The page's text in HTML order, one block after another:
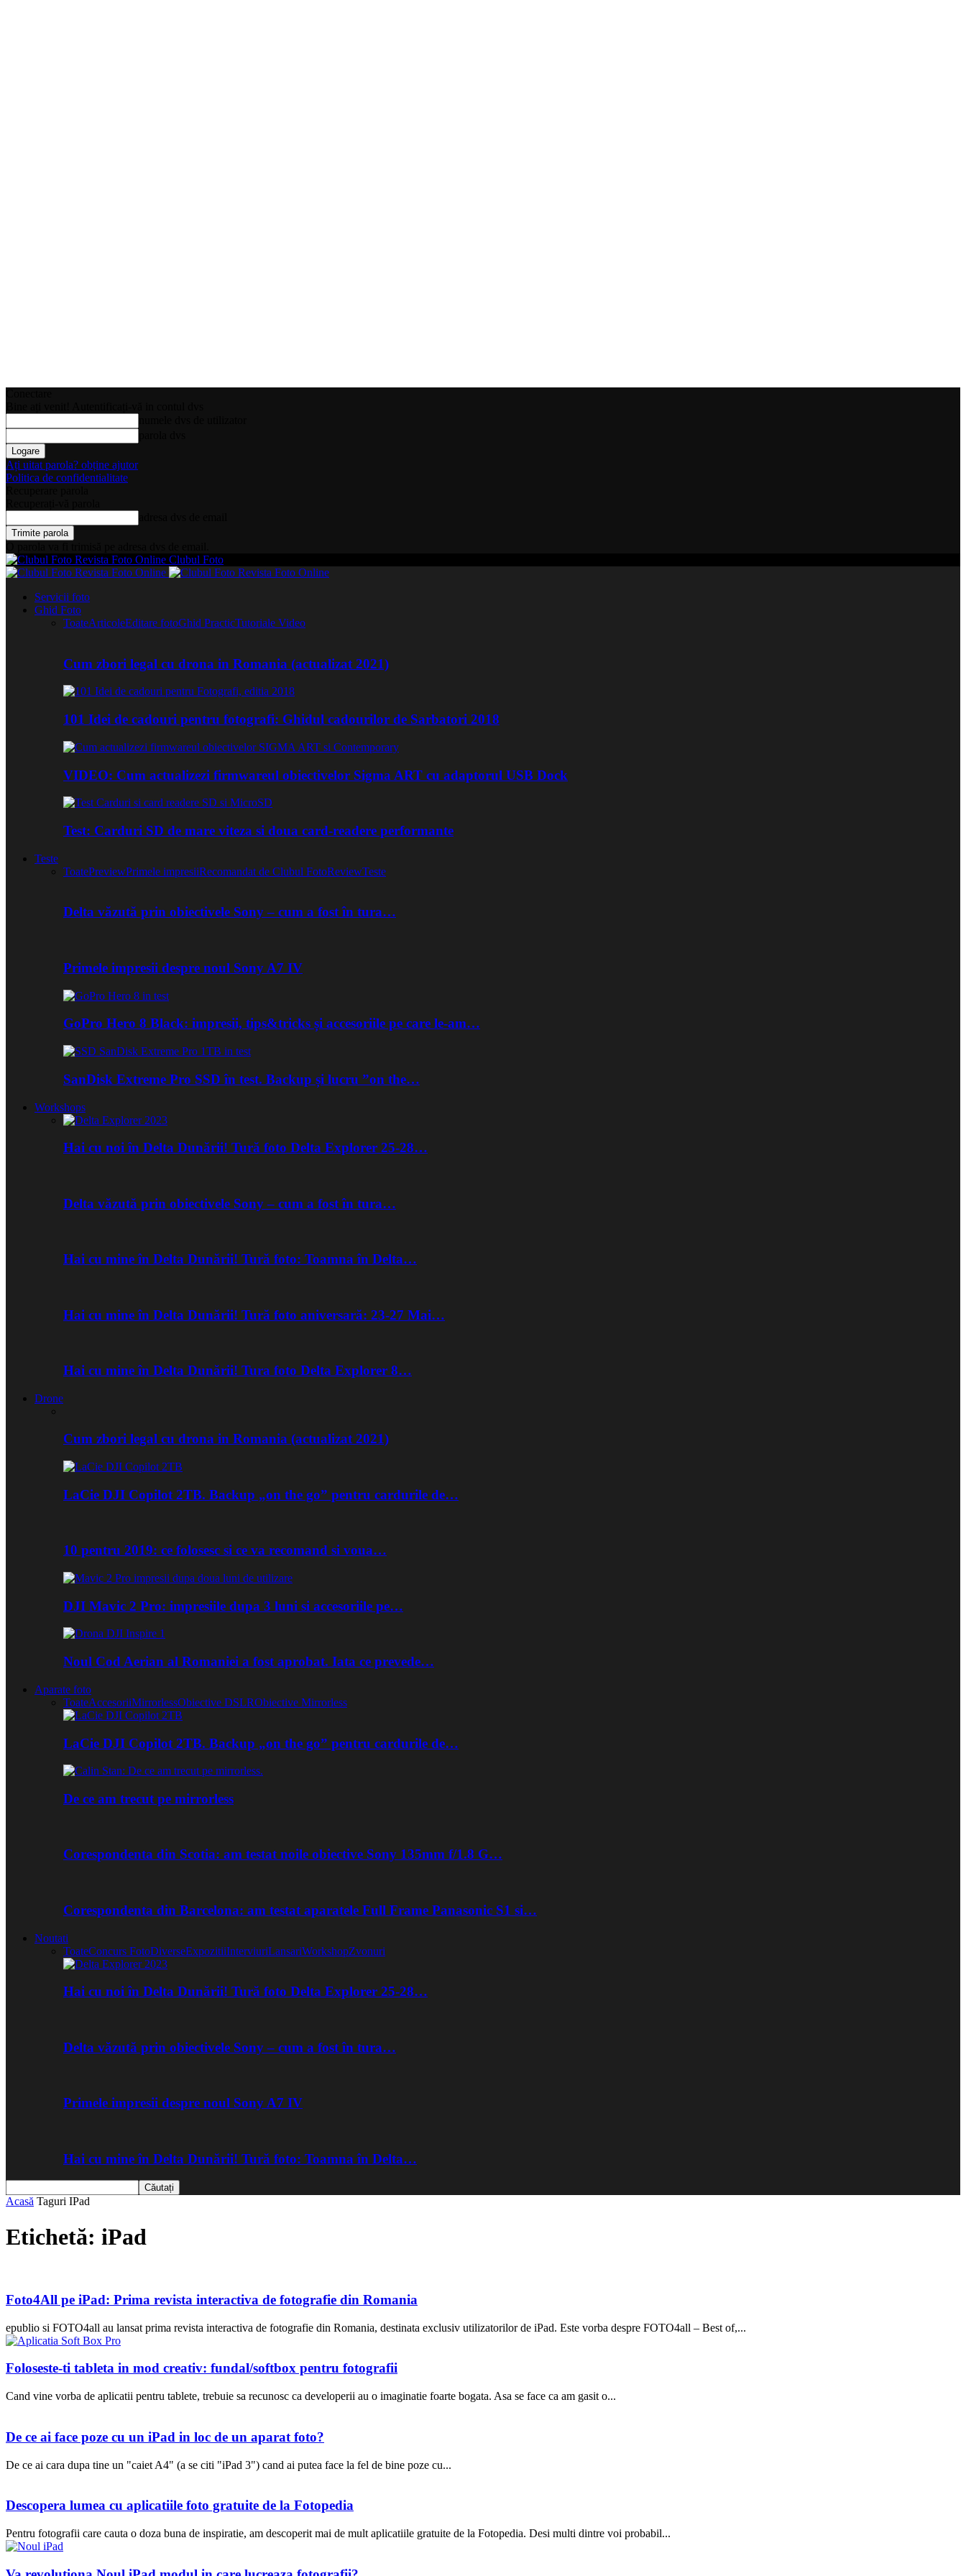
Ați uitat parola? obține ajutor
Politica de confidentialitate
Clubul Foto
Servicii foto
Ghid Foto
ToateArticoleEditare fotoGhid PracticTutoriale Video
Cum zbori legal cu drona in Romania (actualizat 2021)
101 Idei de cadouri pentru fotografi: Ghidul cadourilor de Sarbatori 2018
VIDEO: Cum actualizezi firmwareul obiectivelor Sigma ART cu adaptorul USB Dock
Test: Carduri SD de mare viteza si doua card-readere performante
Teste
ToatePreviewPrimele impresiiRecomandat de Clubul FotoReviewTeste
Delta văzută prin obiectivele Sony – cum a fost în tura…
Primele impresii despre noul Sony A7 IV
GoPro Hero 8 Black: impresii, tips&tricks și accesoriile pe care le-am…
SanDisk Extreme Pro SSD în test. Backup și lucru ”on the…
Workshops
Hai cu noi în Delta Dunării! Tură foto Delta Explorer 25-28…
Delta văzută prin obiectivele Sony – cum a fost în tura…
Hai cu mine în Delta Dunării! Tură foto: Toamna în Delta…
Hai cu mine în Delta Dunării! Tură foto aniversară: 23-27 Mai…
Hai cu mine în Delta Dunării! Tura foto Delta Explorer 8…
Drone
Cum zbori legal cu drona in Romania (actualizat 2021)
LaCie DJI Copilot 2TB. Backup „on the go” pentru cardurile de…
10 pentru 2019: ce folosesc si ce va recomand si voua…
DJI Mavic 2 Pro: impresiile dupa 3 luni si accesoriile pe…
Noul Cod Aerian al Romaniei a fost aprobat. Iata ce prevede…
Aparate foto
ToateAccesoriiMirrorlessObiective DSLRObiective Mirrorless
LaCie DJI Copilot 2TB. Backup „on the go” pentru cardurile de…
De ce am trecut pe mirrorless
Corespondenta din Scotia: am testat noile obiective Sony 135mm f/1.8 G…
Corespondenta din Barcelona: am testat aparatele Full Frame Panasonic S1 si…
Noutati
ToateConcurs FotoDiverseExpozitiiInterviuriLansariWorkshopZvonuri
Hai cu noi în Delta Dunării! Tură foto Delta Explorer 25-28…
Delta văzută prin obiectivele Sony – cum a fost în tura…
Primele impresii despre noul Sony A7 IV
Hai cu mine în Delta Dunării! Tură foto: Toamna în Delta…
Acasă Taguri IPad
Etichetă: iPad
Foto4All pe iPad: Prima revista interactiva de fotografie din Romania
epublio si FOTO4all au lansat prima revista interactiva de fotografie din Romania, destinata exclusiv utilizatorilor de iPad. Este vorba despre FOTO4all – Best of,...
Foloseste-ti tableta in mod creativ: fundal/softbox pentru fotografii
Cand vine vorba de aplicatii pentru tablete, trebuie sa recunosc ca developerii au o imaginatie foarte bogata. Asa se face ca am gasit o...
De ce ai face poze cu un iPad in loc de un aparat foto?
De ce ai cara dupa tine un "caiet A4" (a se citi "iPad 3") cand ai putea face la fel de bine poze cu...
Descopera lumea cu aplicatiile foto gratuite de la Fotopedia
Pentru fotografii care cauta o doza buna de inspiratie, am descoperit mai de mult aplicatiile gratuite de la Fotopedia. Desi multi dintre voi probabil...